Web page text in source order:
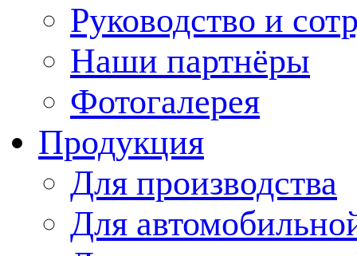
Руководство и
Наши партнёры
Фотогалерея
Продукция
Для производства
Для